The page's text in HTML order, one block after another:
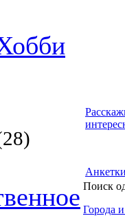
Поиск
Города